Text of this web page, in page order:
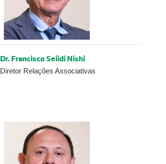
Dr. Francisco Seiidi Nishi
Diretor Relações Associativas